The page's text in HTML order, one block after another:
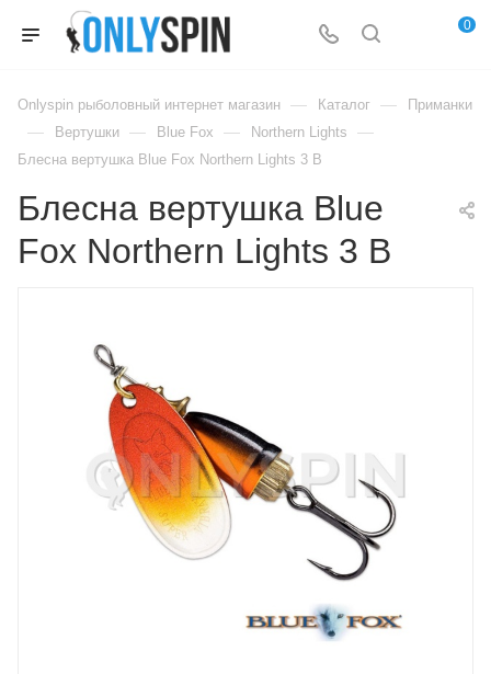
0
Onlyspin рыболовный интернет магазин — Каталог — Приманки
— Вертушки — Blue Fox — Northern Lights —
Блесна вертушка Blue Fox Northern Lights 3 B
Блесна вертушка Blue
Fox Northern Lights 3 B